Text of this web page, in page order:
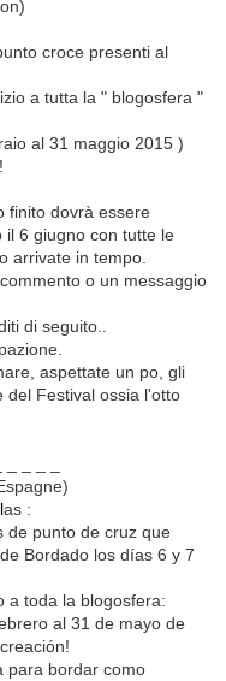
croce presenti al
a tutta la " blogosfera "
al 31 maggio 2015 )
finito dovrà essere
il 6 giugno con tutte le
arrivate in tempo.
o un messaggio
di seguito..
aspettate un po, gli
del Festival ossia l'otto
as :
de punto de cruz que
Bordado los días 6 y 7
a toda la blogosfera:
al 31 de mayo de
para bordar como